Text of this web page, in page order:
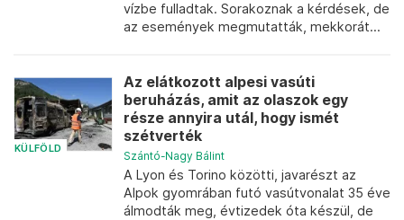
vízbe fulladtak. Sorakoznak a kérdések, de
az események megmutatták, mekkorát...
KÜLFÖLD
Az elátkozott alpesi vasúti
beruházás, amit az olaszok egy
része annyira utál, hogy ismét
szétverték
Szántó-Nagy Bálint
A Lyon és Torino közötti, javarészt az
Alpok gyomrában futó vasútvonalat 35 éve
álmodták meg, évtizedek óta készül, de